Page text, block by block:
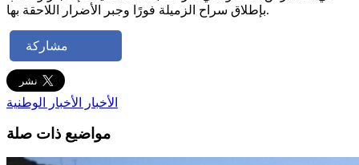
بإطلاق سراح الزميلة فورًا وجبر الأضرار اللاحقة بها.
مشاركة
الأخبار الأخبار الوطنية
مواضيع ذات صلة